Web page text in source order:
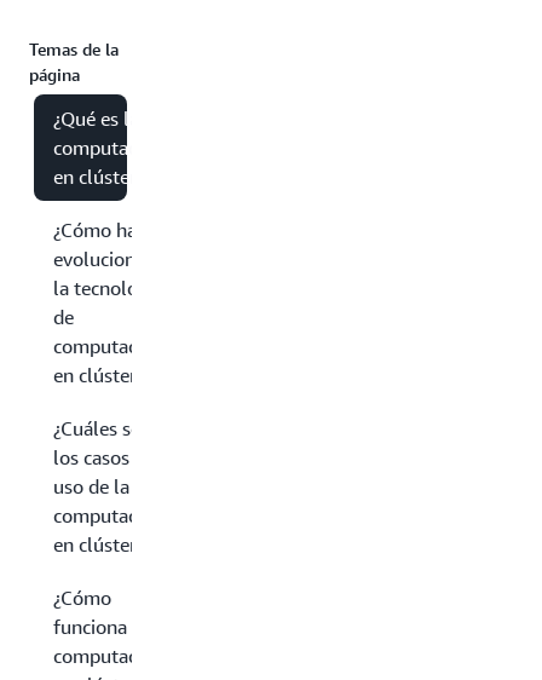
Temas de la
página
¿Qué es la
computación
en clústeres?
¿Cómo ha
evolucionado
la tecnología
de
computación
en clústeres?
¿Cuáles son
los casos de
uso de la
computación
en clústeres?
¿Cómo
funciona la
computación